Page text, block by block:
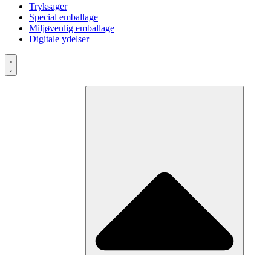
Tryksager
Special emballage
Miljøvenlig emballage
Digitale ydelser